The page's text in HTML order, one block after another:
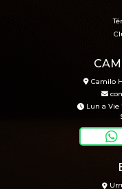
Camilo
Lun a Vie